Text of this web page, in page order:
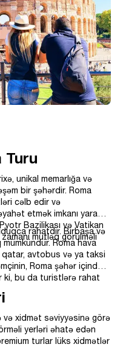
Turu
unikal memarlığa və
bir şəhərdir. Roma
cəlb edir və
etmək imkanı yaradır.
Bazilikası və Vatikan
mütləq görülməli
rahatdır. Birbaşa və
Roma hava
qatar, avtobus və ya taksi
Roma şəhər içində
ki, bu da turistlərə rahat
xidmət səviyyəsinə görə
yerləri əhatə edən
turlar lüks xidmətlər